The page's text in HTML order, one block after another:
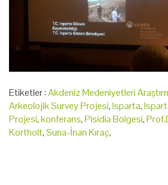
Etiketler :Akdeniz Medeniyetleri
Arkeolojik Survey Projesi,Isparta,
Projesi,konferans,Pisidia Bölgesi,
Kortholt,Suna-İnan Kıraç,